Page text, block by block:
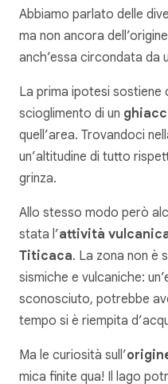
Abbiamo parlato delle
ma non ancora
anch’essa circondata da
La prima ipotesi
scioglimento di un
quell’area. Trovandoci
un’altitudine di tutto
grinza.
Allo stesso modo però
stata l’attività
Titicaca. La zona non è
sismiche e vulcaniche:
sconosciuto, potrebbe
tempo si è riempita
Ma le curiosità sull’
mica finite qua! Il lago